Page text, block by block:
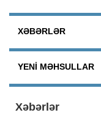
XƏBƏRLƏR
YENI MƏHSULLAR
Xəbərlər